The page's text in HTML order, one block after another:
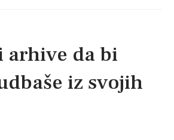
da bi
iz svojih